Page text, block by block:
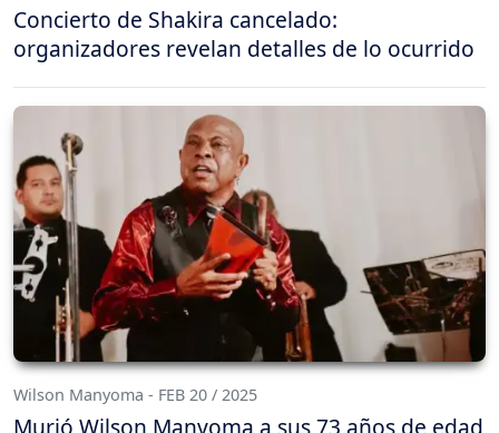
Concierto de Shakira cancelado:
organizadores revelan detalles de lo ocurrido
Wilson Manyoma - FEB 20 / 2025
Murió Wilson Manyoma a sus 73 años de edad